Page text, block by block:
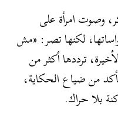
وصوت امرأة على
لكنها تصر: «مش
ترددها أكثر من
من ضياع الحكاية،
بلا حراك.